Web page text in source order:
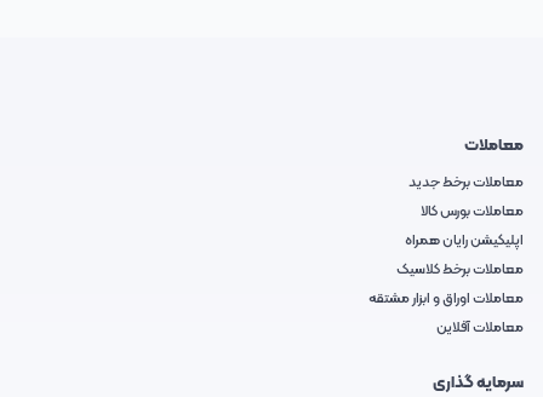
معاملات
معاملات برخط جدید
معاملات بورس کالا
اپلیکیشن رایان همراه
معاملات برخط کلاسیک
معاملات اوراق و ابزار مشتقه
معاملات آفلاین
سرمایه گذاری